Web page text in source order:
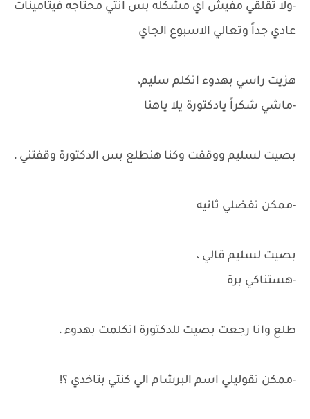
-ولا تقلقي مفيش اي مشكله بس انتي محتاجه فيتامينات
عادي جداً وتعالي الاسبوع الجاي
هزيت راسي بهدوء اتكلم سليم،
-ماشي شكراً يادكتورة يلا ياهنا
بصيت لسليم ووقفت وكنا هنطلع بس الدكتورة وقفتني ،
-ممكن تفضلي ثانيه
بصيت لسليم قالي ،
-هستناكي برة
طلع وانا رجعت بصيت للدكتورة اتكلمت بهدوء ،
-ممكن تقوليلي اسم البرشام الي كنتي بتاخدي ؟!